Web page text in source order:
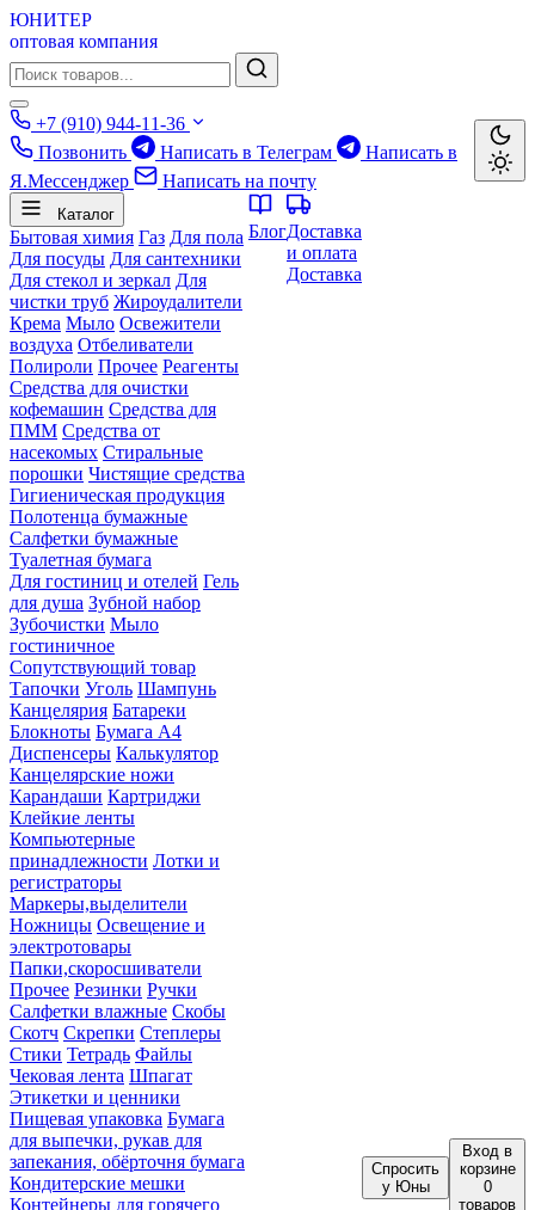
ЮНИТЕР
оптовая компания
+7 (910) 944-11-36
Позвонить
Написать в Телеграм
Написать в
Я.Мессенджер
Написать на почту
Каталог
Бытовая химия Газ Для пола
Для посуды Для сантехники
Для стекол и зеркал Для
чистки труб Жироудалители
Крема Мыло Освежители
воздуха Отбеливатели
Полироли Прочее Реагенты
Средства для очистки
кофемашин Средства для
ПММ Средства от
насекомых Стиральные
порошки Чистящие средства
Гигиеническая продукция
Полотенца бумажные
Салфетки бумажные
Туалетная бумага
Для гостиниц и отелей Гель
для душа Зубной набор
Зубочистки Мыло
гостиничное
Сопутствующий товар
Тапочки Уголь Шампунь
Канцелярия Батареки
Блокноты Бумага А4
Диспенсеры Калькулятор
Канцелярские ножи
Карандаши Картриджи
Клейкие ленты
Компьютерные
принадлежности Лотки и
регистраторы
Маркеры,выделители
Ножницы Освещение и
электротовары
Папки,скоросшиватели
Прочее Резинки Ручки
Салфетки влажные Скобы
Скотч Скрепки Степлеры
Стики Тетрадь Файлы
Чековая лента Шпагат
Этикетки и ценники
Пищевая упаковка Бумага
для выпечки, рукав для
запекания, обёрточня бумага
Кондитерские мешки
Контейнеры для горячего
БлогДоставка
и оплата
Доставка
Спросить
у Юны
Вход в
корзине
0
товаров